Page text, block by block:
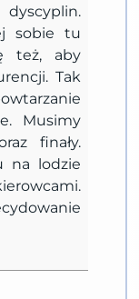
sobie tu
też, aby
Tak
Musimy
finały.
na lodzie